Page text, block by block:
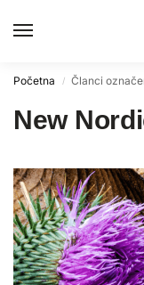
Početna / Članci
New